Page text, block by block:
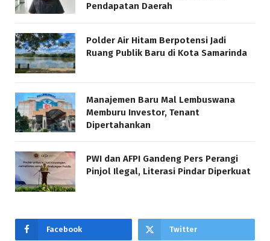
Pendapatan Daerah
Polder Air Hitam Berpotensi Jadi
Ruang Publik Baru di Kota Samarinda
Manajemen Baru Mal Lembuswana
Memburu Investor, Tenant
Dipertahankan
PWI dan AFPI Gandeng Pers Perangi
Pinjol Ilegal, Literasi Pindar Diperkuat
Facebook Twitter